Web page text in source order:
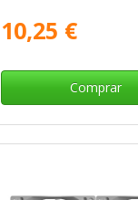
10,25 €
Comprar